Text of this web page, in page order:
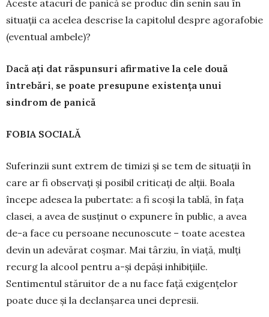
Aceste atacuri de panică se produc din senin sau în
situații ca acelea descrise la capitolul despre agorafobie
(eventual ambele)?
Dacă ați dat răspunsuri afirmative la cele două
întrebări, se poate presupune existența unui
sindrom de panică
FOBIA SOCIALĂ
Suferinzii sunt ex­trem de timizi și se tem de situații în
care ar fi observați și po­sibil criticați de alții. Boala
începe adesea la pubertate: a fi scoși la tablă, în fața
clasei, a avea de susținut o expunere în public, a avea
de-a face cu per­soa­ne necunoscute – toate acestea
devin un adevărat coș­mar. Mai târziu, în viață, mulți
recurg la alcool pen­tru a-și depăși inhi­bițiile.
Sentimentul stăruitor de a nu face față exi­gențelor
poate duce și la declanșarea unei depresii.